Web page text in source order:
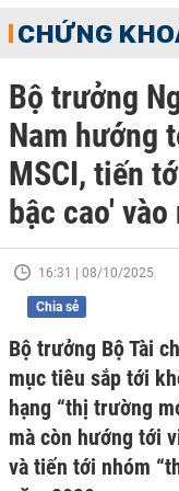
CHỨNG
Bộ trưởng
Nam hướng
MSCI, tiến
bậc cao'
16:31 | 08/10/2025
Chia sẻ
Bộ trưởng Bộ Tài
mục tiêu sắp tới
hạng “thị trường
mà còn hướng tới
và tiến tới nhóm